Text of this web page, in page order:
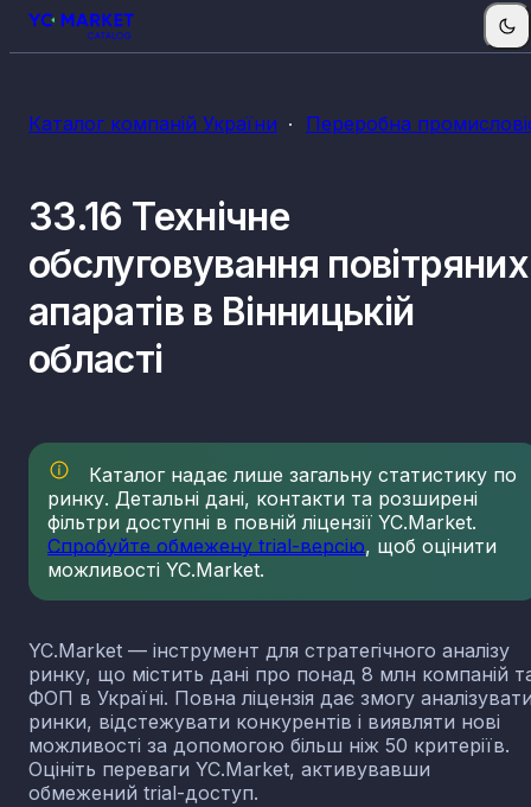
Каталог компаній України Переробна
33.16 Технічне
обслуговування повітряних
апаратів в Вінницькій
області
Каталог надає лише загальну статистику по
ринку. Детальні дані, контакти та розширені
фільтри доступні в повній ліцензії YC.Market.
Спробуйте обмежену trial-версію, щоб оцінити
можливості YC.Market.
YC.Market — інструмент для стратегічного аналізу
ринку, що містить дані про понад 8 млн компаній
ФОП в Україні. Повна ліцензія дає змогу
ринки, відстежувати конкурентів і виявляти нові
можливості за допомогою більш ніж 50 критеріїв.
Оцініть переваги YC.Market, активувавши
обмежений trial-доступ.